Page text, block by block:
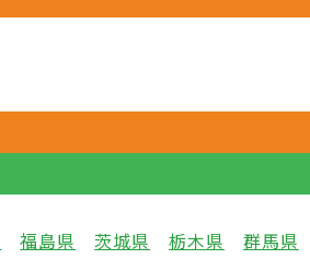
福島県 茨城県 栃木県
群馬県